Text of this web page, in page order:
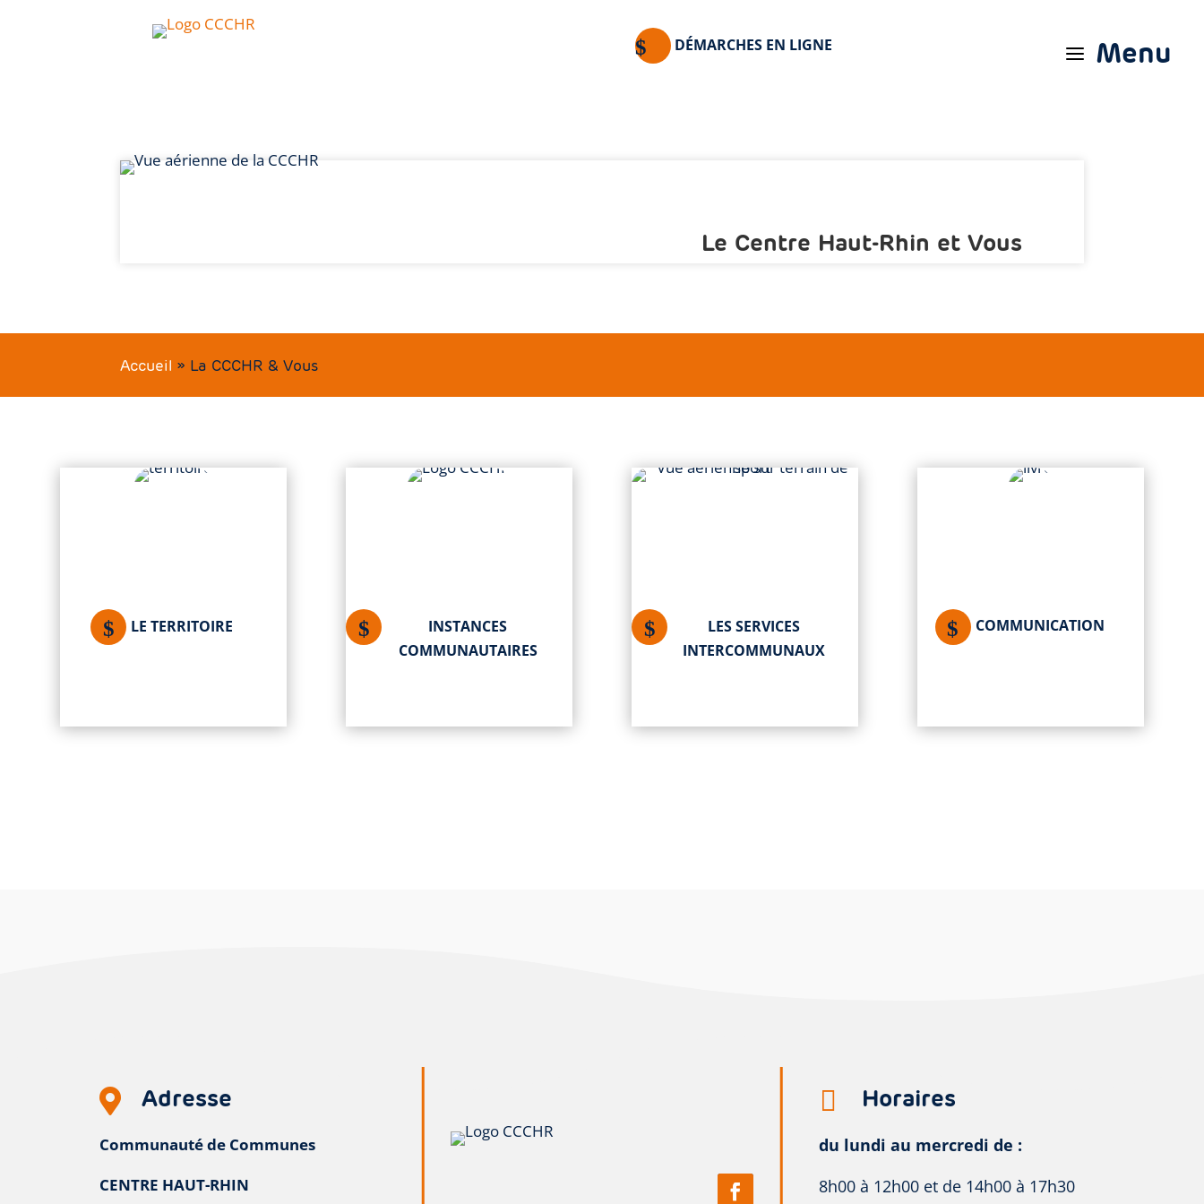
DÉMARCHES EN LIGNE a Menu
Le Centre Haut-Rhin et Vous
Accueil » La CCCHR & Vous
LE TERRITOIRE
INSTANCES
COMMUNAUTAIRES
LES SERVICES
INTERCOMMUNAUX
COMMUNICATION
 Adresse
Communauté de Communes
CENTRE HAUT-RHIN
 Horaires
du lundi au mercredi de :
8h00 à 12h00 et de 14h00 à 17h30